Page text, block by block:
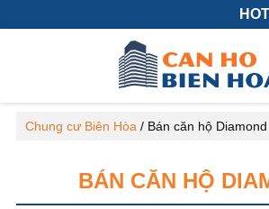
Chung cư Biên Hòa / Bán căn hộ Diamond
BÁN CĂN HỘ